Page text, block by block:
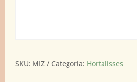
SKU: MIZ Categoria: Hortalisses